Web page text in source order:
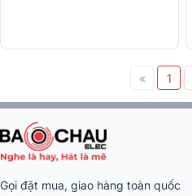
« 1
Gọi đặt mua, giao hàng toàn quốc